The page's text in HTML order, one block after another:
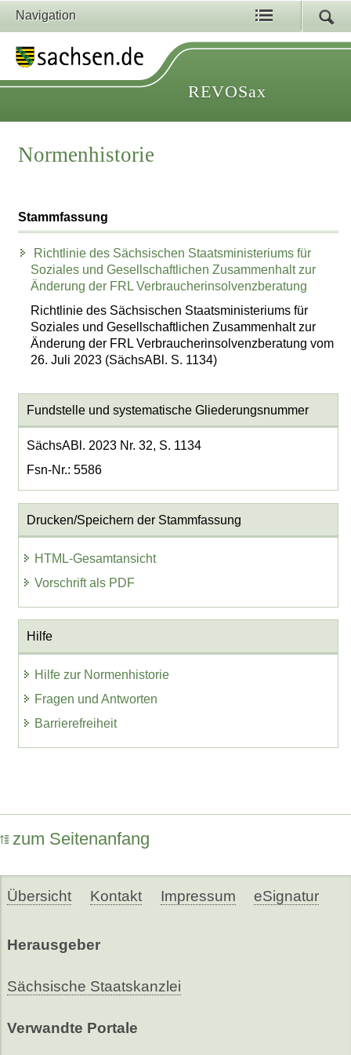
Navigation
REVOSax
Normenhistorie
Stammfassung
Richtlinie des Sächsischen Staatsministeriums für
Soziales und Gesellschaftlichen Zusammenhalt zur
Änderung der FRL Verbraucherinsolvenzberatung
Richtlinie des Sächsischen Staatsministeriums für
Soziales und Gesellschaftlichen Zusammenhalt zur
Änderung der FRL Verbraucherinsolvenzberatung vom
26. Juli 2023 (SächsABl. S. 1134)
Fundstelle und systematische Gliederungsnummer
SächsABl. 2023 Nr. 32, S. 1134
Fsn-Nr.: 5586
Drucken/Speichern der Stammfassung
HTML-Gesamtansicht
Vorschrift als PDF
Hilfe
Hilfe zur Normenhistorie
Fragen und Antworten
Barrierefreiheit
zum Seitenanfang
Übersicht Kontakt Impressum eSignatur
Herausgeber
Sächsische Staatskanzlei
Verwandte Portale